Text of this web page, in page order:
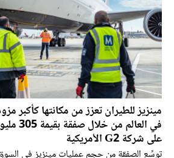
مينزيز للطيران تعزز من مكانتها كأكبر
في
على شركة G2 الأمريكية